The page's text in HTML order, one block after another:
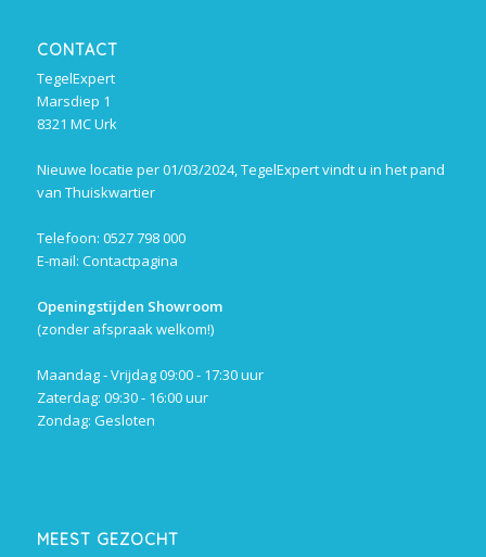
CONTACT
TegelExpert
Marsdiep 1
8321 MC Urk
Nieuwe locatie per 01/03/2024, TegelExpert vindt u in het pand
van Thuiskwartier
Telefoon: 0527 798 000
E-mail: Contactpagina
Openingstijden Showroom
(zonder afspraak welkom!)
Maandag - Vrijdag 09:00 - 17:30 uur
Zaterdag: 09:30 - 16:00 uur
Zondag: Gesloten
MEEST GEZOCHT